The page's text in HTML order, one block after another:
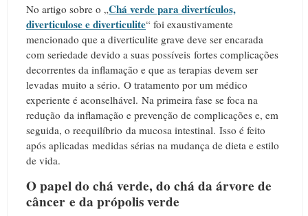
No artigo sobre o „Chá verde para divertículos,
diverticulose e diverticulite“ foi exaustivamente
mencionado que a diverticulite grave deve ser encarada
com seriedade devido a suas possíveis fortes complicações
decorrentes da inflamação e que as terapias devem ser
levadas muito a sério. O tratamento por um médico
experiente é aconselhável. Na primeira fase se foca na
redução da inflamação e prevenção de complicações e, em
seguida, o reequilíbrio da mucosa intestinal. Isso é feito
após aplicadas medidas sérias na mudança de dieta e estilo
de vida.
O papel do chá verde, do chá da árvore de
câncer e da própolis verde